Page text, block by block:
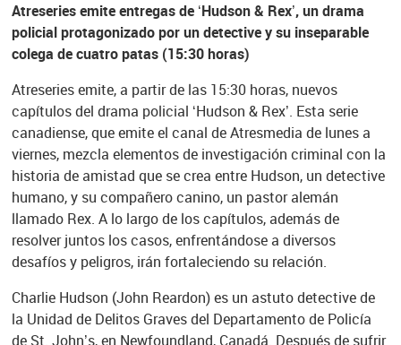
Atreseries emite entregas de ‘Hudson & Rex’, un drama
policial protagonizado por un detective y su inseparable
colega de cuatro patas (15:30 horas)
Atreseries emite, a partir de las 15:30 horas, nuevos
capítulos del drama policial ‘Hudson & Rex’. Esta serie
canadiense, que emite el canal de Atresmedia de lunes a
viernes, mezcla elementos de investigación criminal con la
historia de amistad que se crea entre Hudson, un detective
humano, y su compañero canino, un pastor alemán
llamado Rex. A lo largo de los capítulos, además de
resolver juntos los casos, enfrentándose a diversos
desafíos y peligros, irán fortaleciendo su relación.
Charlie Hudson (John Reardon) es un astuto detective de
la Unidad de Delitos Graves del Departamento de Policía
de St. John’s, en Newfoundland, Canadá. Después de sufrir